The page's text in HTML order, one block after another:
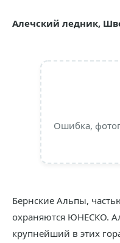
Алечский ледник,
Ошибка,
Бернские Альпы,
охраняются ЮНЕСКО.
крупнейший в этих